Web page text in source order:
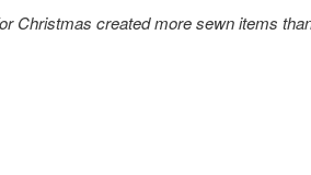
Christmas created more sewn items